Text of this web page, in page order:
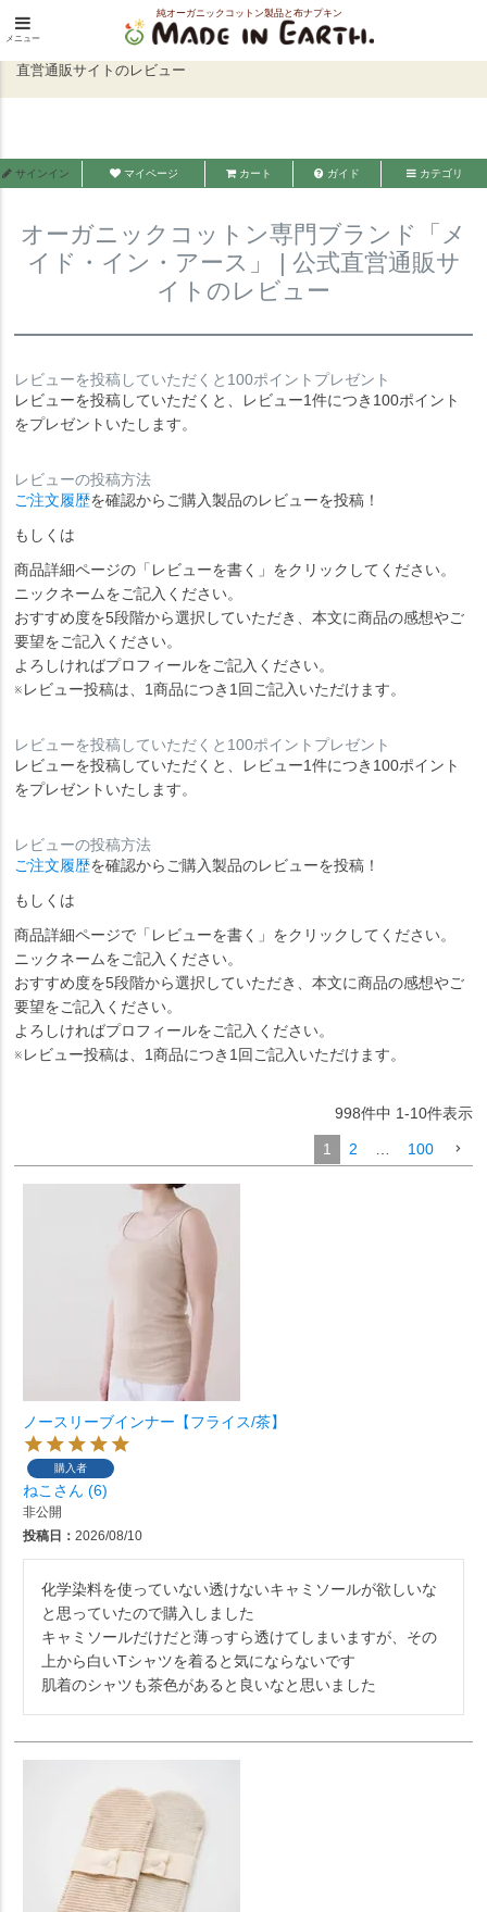
純オーガニックコットン製品と布ナプキン
メイド・イン・アース
メニュー
HOME
オーガニックコットン専門ブランド「メイド・イン・アース」 | 公式
直営通販サイトのレビュー
サインイン マイページ カート ガイド カテゴリ
オーガニックコットン専門ブランド「メ
イド・イン・アース」 | 公式直営通販サ
イトのレビュー
レビューを投稿していただくと100ポイントプレゼント
レビューを投稿していただくと、レビュー1件につき100ポイント
をプレゼントいたします。
レビューの投稿方法
ご注文履歴を確認からご購入製品のレビューを投稿！
もしくは
商品詳細ページの「レビューを書く」をクリックしてください。
ニックネームをご記入ください。
おすすめ度を5段階から選択していただき、本文に商品の感想やご
要望をご記入ください。
よろしければプロフィールをご記入ください。
※レビュー投稿は、1商品につき1回ご記入いただけます。
レビューを投稿していただくと100ポイントプレゼント
レビューを投稿していただくと、レビュー1件につき100ポイント
をプレゼントいたします。
レビューの投稿方法
ご注文履歴を確認からご購入製品のレビューを投稿！
もしくは
商品詳細ページで「レビューを書く」をクリックしてください。
ニックネームをご記入ください。
おすすめ度を5段階から選択していただき、本文に商品の感想やご
要望をご記入ください。
よろしければプロフィールをご記入ください。
※レビュー投稿は、1商品につき1回ご記入いただけます。
998件中 1-10件表示
1 2 … 100
ノースリーブインナー【フライス/茶】
購入者
ねこ 6
非公開
投稿日
2026/08/10
化学染料を使っていない透けないキャミソールが欲しいな
と思っていたので購入しました
キャミソールだけだと薄っすら透けてしまいますが、その
上から白いTシャツを着ると気にならないです
肌着のシャツも茶色があると良いなと思いました